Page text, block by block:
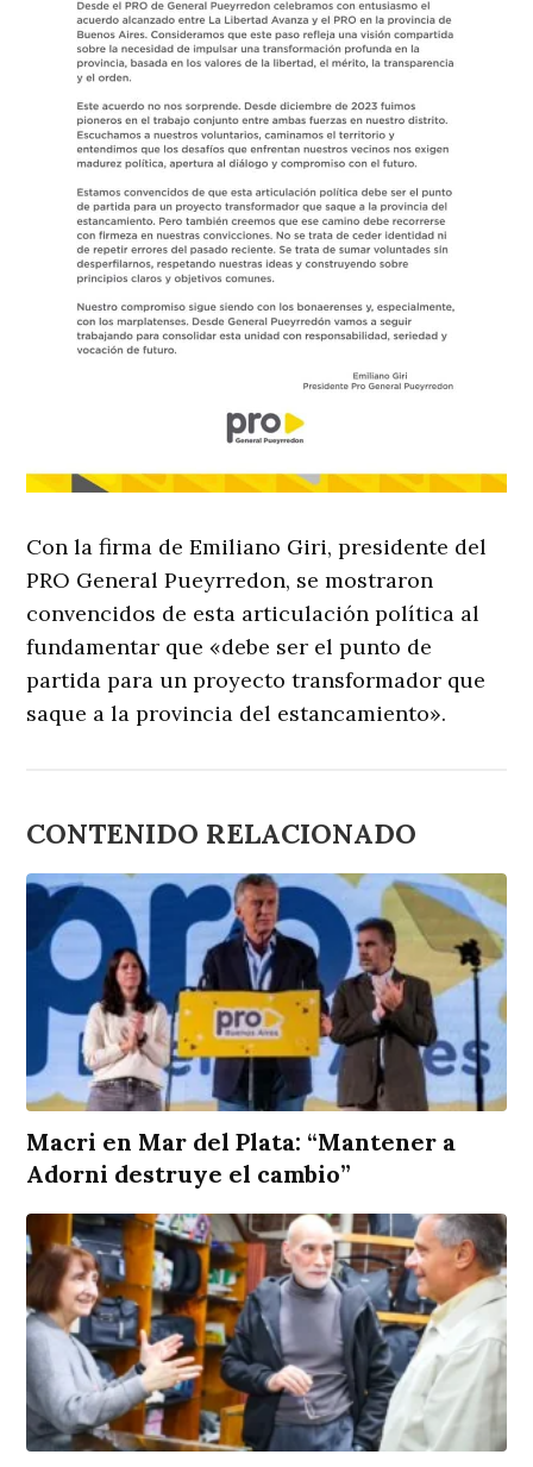
Con la firma de Emiliano Giri, presidente del
PRO General Pueyrredon, se mostraron
convencidos de esta articulación política al
fundamentar que «debe ser el punto de
partida para un proyecto transformador que
saque a la provincia del estancamiento».
CONTENIDO RELACIONADO
Macri en Mar del Plata: “Mantener a
Adorni destruye el cambio”